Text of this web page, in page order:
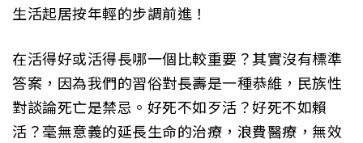
生活起居按年輕的步調前進！
在活得好或活得長哪一個比較重要？其實沒有標準
答案，因為我們的習俗對長壽是一種恭維，民族性
對談論死亡是禁忌。好死不如歹活？好死不如賴
活？毫無意義的延長生命的治療，浪費醫療，無效